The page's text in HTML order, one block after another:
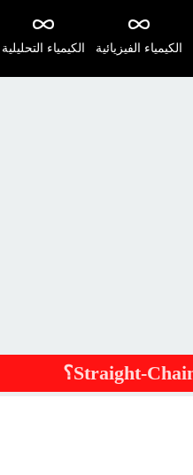
الكيمياء التحليلية الكيمياء الفيزيائية